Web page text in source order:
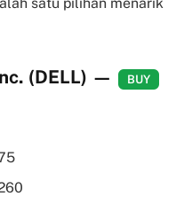
(DELL) — BUY